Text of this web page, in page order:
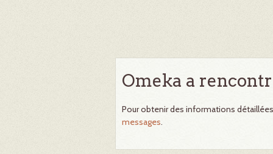
Omeka a
Pour obtenir des informations
messages.